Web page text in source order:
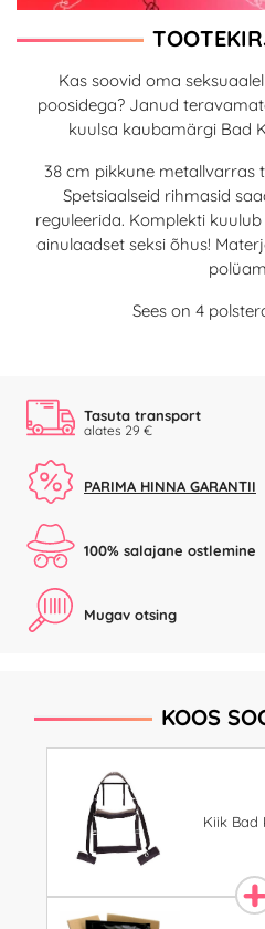
Kas soovid oma
poosidega? Janud
kuulsa kaubamärgi Bad
38 cm pikkune metallvarras
Spetsiaalseid rihmasid
reguleerida. Komplekti
ainulaadset seksi õhus!
Sees on 4
Tasuta transport
alates 29 €
PARIMA HINNA GARANTII
100% salajane ostlemine
Mugav otsing
KOOS
Kiik Bad